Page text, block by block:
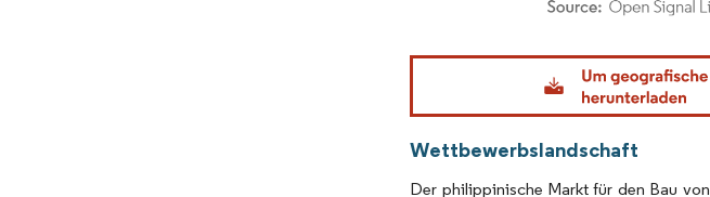
Bild © Mordor Intelligence. Wiederverwendung
Wettbewerbslandschaft
Der philippinische Markt für den Bau